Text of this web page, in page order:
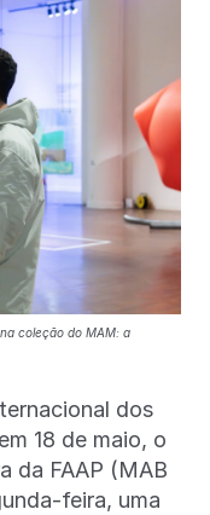
coleção do MAM: a
dos
18 de maio, o
da FAAP (MAB
feira, uma